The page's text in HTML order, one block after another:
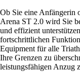
Ob Sie eine Anfängerin
Arena ST 2.0 wird Sie
und effizient
fortschrittlichen
Equipment für alle
Ihre Grenzen zu
leistungsfähigen Anzug